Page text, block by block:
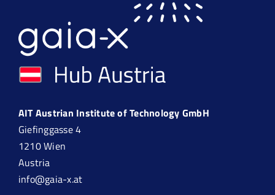
AIT Austrian Institute of Technology GmbH
Giefinggasse 4
1210 Wien
Austria
info@gaia-x.at